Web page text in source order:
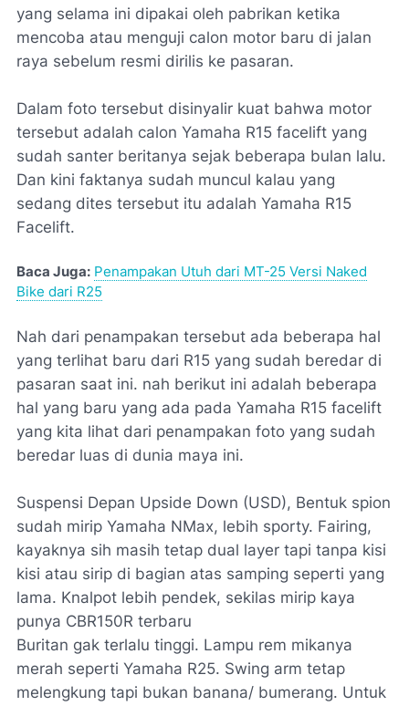
yang selama ini dipakai oleh pabrikan ketika
mencoba atau menguji calon motor baru di jalan
raya sebelum resmi dirilis ke pasaran.
Dalam foto tersebut disinyalir kuat bahwa motor
tersebut adalah calon Yamaha R15 facelift yang
sudah santer beritanya sejak beberapa bulan lalu.
Dan kini faktanya sudah muncul kalau yang
sedang dites tersebut itu adalah Yamaha R15
Facelift.
Baca Juga: Penampakan Utuh dari MT-25 Versi Naked
Bike dari R25
Nah dari penampakan tersebut ada beberapa hal
yang terlihat baru dari R15 yang sudah beredar di
pasaran saat ini. nah berikut ini adalah beberapa
hal yang baru yang ada pada Yamaha R15 facelift
yang kita lihat dari penampakan foto yang sudah
beredar luas di dunia maya ini.
Suspensi Depan Upside Down (USD), Bentuk spion
sudah mirip Yamaha NMax, lebih sporty. Fairing,
kayaknya sih masih tetap dual layer tapi tanpa kisi
kisi atau sirip di bagian atas samping seperti yang
lama. Knalpot lebih pendek, sekilas mirip kaya
punya CBR150R terbaru
Buritan gak terlalu tinggi. Lampu rem mikanya
merah seperti Yamaha R25. Swing arm tetap
melengkung tapi bukan banana/ bumerang. Untuk